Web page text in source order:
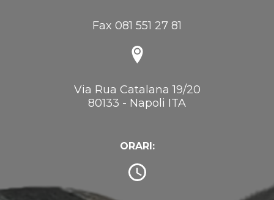
Fax 081 551 27 81
Via Rua Catalana 19/20
80133 - Napoli ITA
ORARI: